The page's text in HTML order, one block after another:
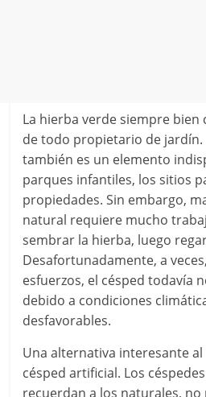
La hierba verde siempre bien
de todo propietario de
también es un elemento
parques infantiles, los sitios
propiedades. Sin embargo,
natural requiere mucho
sembrar la hierba, luego
Desafortunadamente, a
esfuerzos, el césped todavía
debido a condiciones
desfavorables.
Una alternativa interesante
césped artificial. Los
recuerdan a los naturales,